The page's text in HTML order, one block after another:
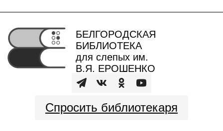
БЕЛГОРОДСКАЯ
БИБЛИОТЕКА
для слепых им.
В.Я. ЕРОШЕНКО
Спросить библиотекаря